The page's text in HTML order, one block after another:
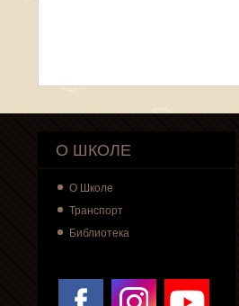
О ШКОЛЕ
О Школе
Транспорт
Библиотека